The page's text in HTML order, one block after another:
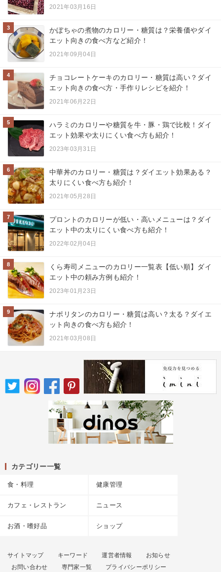
2021年03月16日
3
かぼちゃの煮物のカロリー・糖質は？栄養価やダイ
エット向きの食べ方など紹介！
2021年09月04日
4
チョコレートケーキのカロリー・糖質は高い？ダイ
エット向きの食べ方・手作りレシピを紹介！
2021年06月22日
5
ハラミのカロリーや糖質を牛・豚・鶏で比較！ダイ
エット効果や太りにくい食べ方も紹介！
2023年03月31日
6
中華丼のカロリー・糖質は？ダイエット効果ある？
太りにくい食べ方も紹介！
2021年05月28日
7
プロントのカロリーが低い・高いメニューは？ダイ
エット中の太りにくい食べ方も紹介！
2022年02月04日
8
くら寿司メニューのカロリー一覧表【低い順】ダイ
エット中の頼み方例も紹介！
2023年01月23日
9
ナポリタンのカロリー・糖質は高い？太る？ダイエ
ット向きの食べ方も紹介！
2021年03月08日
カテゴリー一覧
食・料理 健康管理
カフェ・レストラン ニュース
お酒・嗜好品 ショップ
サイトマップ キーワード 運営者情報
お知らせ
お問い合わせ
専門家一覧 プライバシーポリシー